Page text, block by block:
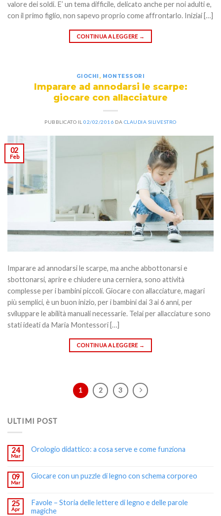
valore dei soldi. E’ un tema difficile, delicato anche per noi adulti e,
con il primo figlio, non sapevo proprio come affrontarlo. Iniziai […]
CONTINUA A LEGGERE →
GIOCHI , MONTESSORI
Imparare ad annodarsi le scarpe:
giocare con allacciature
PUBBLICATO IL02/02/2016 DA CLAUDIA SILIVESTRO
02
Feb
Imparare ad annodarsi le scarpe, ma anche abbottonarsi e
sbottonarsi, aprire e chiudere una cerniera, sono attività
complesse per i bambini piccoli. Giocare con allacciature, magari
più semplici, è un buon inizio, per i bambini dai 3 ai 6 anni, per
sviluppare le abilità manuali necessarie. Telai per allacciature sono
stati ideati da Maria Montessori […]
CONTINUA A LEGGERE →
1 2 3
ULTIMI POST
24
Mar
Orologio didattico: a cosa serve e come funziona
09
Mar
Giocare con un puzzle di legno con schema corporeo
25
Apr
Favole – Storia delle lettere di legno e delle parole
magiche